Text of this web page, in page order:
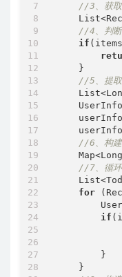
//3、获取
//4、判断
if
    }
//5、提取
//6、构建
//7、循环
for
if
        }
    }